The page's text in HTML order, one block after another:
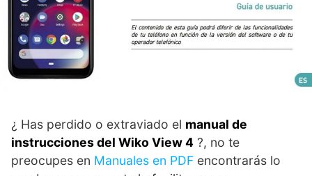
¿ Has perdido o extraviado el manual de
instrucciones del Wiko View 4 ?, no te
preocupes en Manuales en PDF encontrarás lo